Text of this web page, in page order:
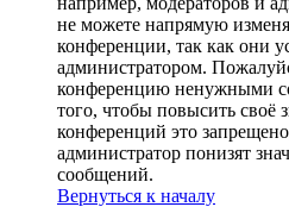
не можете напрямую
конференции, так как они
администратором.
конференцию ненужными
того, чтобы повысить своё
конференций это
администратор понизят
сообщений.
Вернуться к началу